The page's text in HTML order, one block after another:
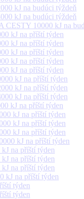
kJ na budúci týždeň
kJ na budúci týždeň
10000 kJ na
kJ na příští týden
kJ na příští týden
kJ na příští týden
kJ na příští týden
kJ na příští týden
kJ na příští týden
kJ na příští týden
kJ na příští týden
kJ na příští týden
kJ na příští týden
kJ na příští týden
kJ na příští týden
kJ na příští týden
na příští týden
na příští týden
na příští týden
kJ na příští týden
týden
týden